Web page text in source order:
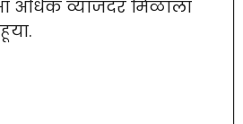
अधिक व्याजदर मिळाला